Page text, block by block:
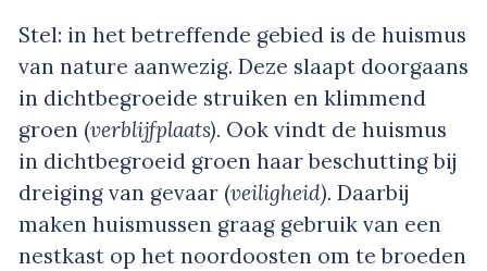
Stel: in het betreffende gebied is de huismus
van nature aanwezig. Deze slaapt doorgaans
in dichtbegroeide struiken en klimmend
groen (verblijfplaats). Ook vindt de huismus
in dichtbegroeid groen haar beschutting bij
dreiging van gevaar (veiligheid). Daarbij
maken huismussen graag gebruik van een
nestkast op het noordoosten om te broeden